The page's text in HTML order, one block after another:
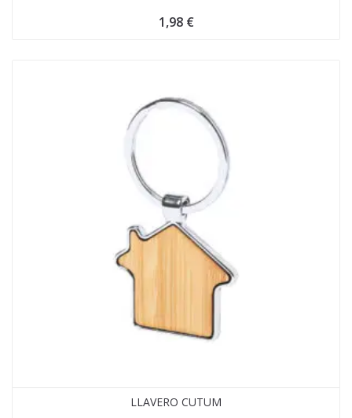
1,98 €
LLAVERO CUTUM